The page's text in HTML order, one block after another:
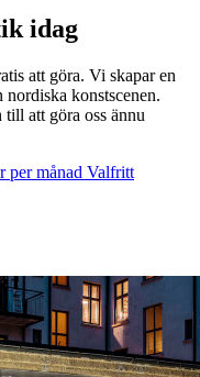
idag
att göra. Vi skapar en
konstscenen.
att göra oss ännu
per månad Valfritt